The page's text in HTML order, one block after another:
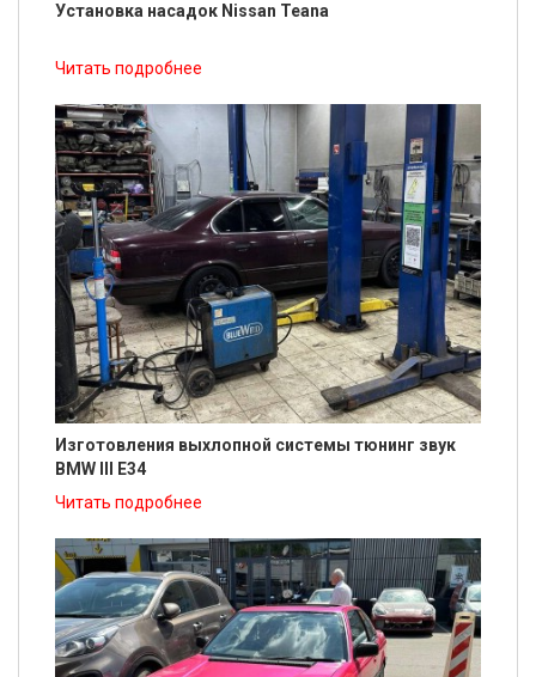
Установка насадок Nissan Teana
Читать подробнее
Изготовления выхлопной системы тюнинг звук
BMW III E34
Читать подробнее